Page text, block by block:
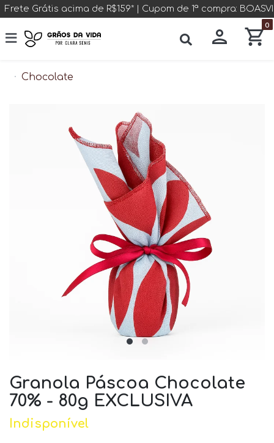
Frete Grátis acima de R$159* | Cupom de 1ª compra:
0
Chocolate
Granola Páscoa Chocolate
70% - 80g EXCLUSIVA
Indisponível